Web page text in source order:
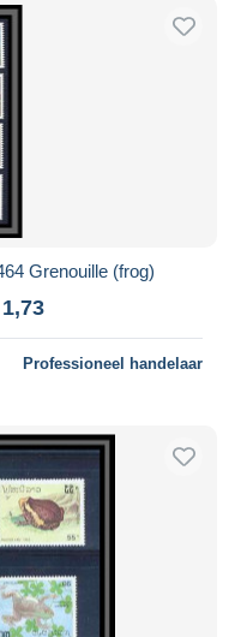
Grenouille (frog)
Professioneel handelaar